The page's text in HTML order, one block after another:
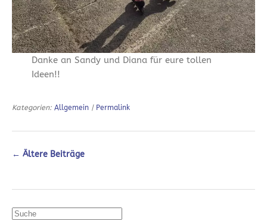
Danke an Sandy und Diana für eure tollen
Ideen!!
Kategorien: Allgemein | Permalink
← Ältere Beiträge
Suchen